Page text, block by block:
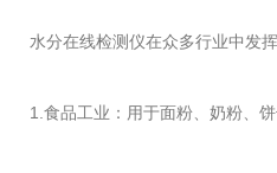
水分在线检测仪在众多行业中发
1.食品工业：用于面粉、奶粉、